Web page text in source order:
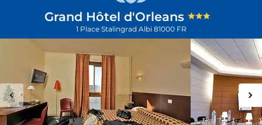
Grand Hôtel d'Orleans
1 Place Stalingrad Albi 81000 FR